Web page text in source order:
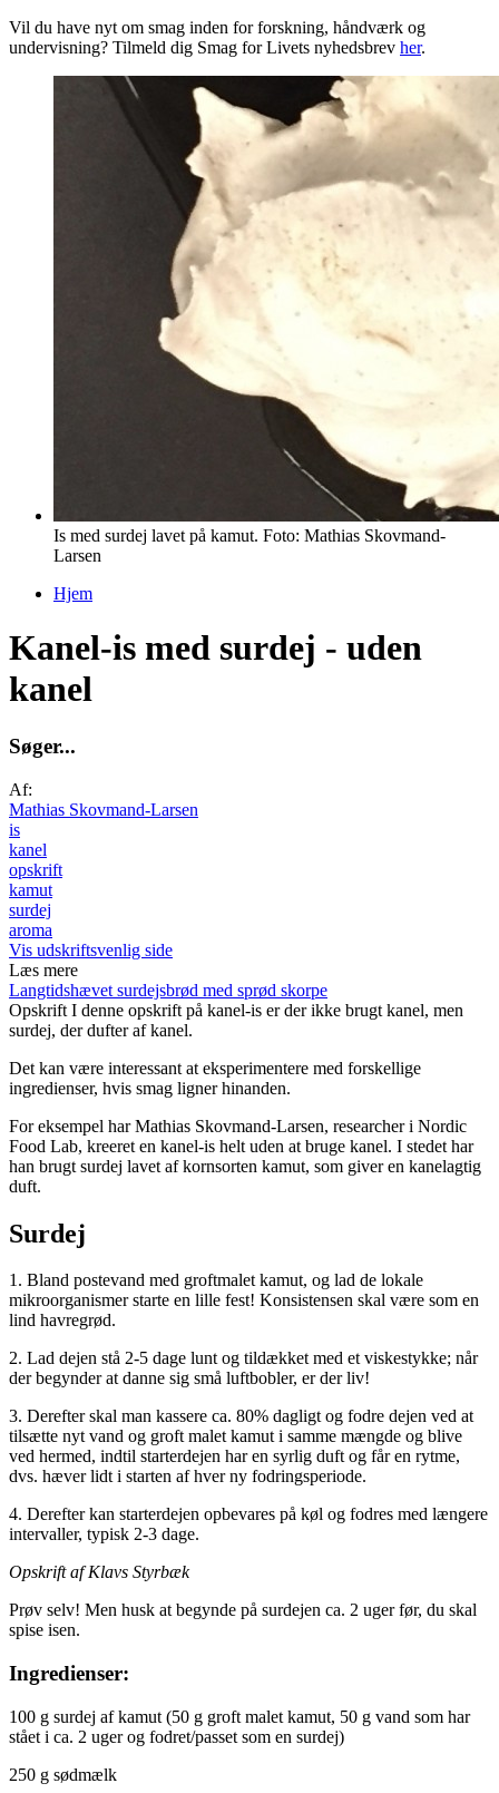
Vil du have nyt om smag inden for forskning, håndværk og
undervisning? Tilmeld dig Smag for Livets nyhedsbrev her.
Is med surdej lavet på kamut. Foto: Mathias Skovmand-
Larsen
Hjem
Kanel-is med surdej - uden
kanel
Søger...
Af:
Mathias Skovmand-Larsen
is
kanel
opskrift
kamut
surdej
aroma
Vis udskriftsvenlig side
Læs mere
Langtidshævet surdejsbrød med sprød skorpe
Opskrift I denne opskrift på kanel-is er der ikke brugt kanel, men
surdej, der dufter af kanel.
Det kan være interessant at eksperimentere med forskellige
ingredienser, hvis smag ligner hinanden.
For eksempel har Mathias Skovmand-Larsen, researcher i Nordic
Food Lab, kreeret en kanel-is helt uden at bruge kanel. I stedet har
han brugt surdej lavet af kornsorten kamut, som giver en kanelagtig
duft.
Surdej
1. Bland postevand med groftmalet kamut, og lad de lokale
mikroorganismer starte en lille fest! Konsistensen skal være som en
lind havregrød.
2. Lad dejen stå 2-5 dage lunt og tildækket med et viskestykke; når
der begynder at danne sig små luftbobler, er der liv!
3. Derefter skal man kassere ca. 80% dagligt og fodre dejen ved at
tilsætte nyt vand og groft malet kamut i samme mængde og blive
ved hermed, indtil starterdejen har en syrlig duft og får en rytme,
dvs. hæver lidt i starten af hver ny fodringsperiode.
4. Derefter kan starterdejen opbevares på køl og fodres med længere
intervaller, typisk 2-3 dage.
Opskrift af Klavs Styrbæk
Prøv selv! Men husk at begynde på surdejen ca. 2 uger før, du skal
spise isen.
Ingredienser:
100 g surdej af kamut (50 g groft malet kamut, 50 g vand som har
stået i ca. 2 uger og fodret/passet som en surdej)
250 g sødmælk